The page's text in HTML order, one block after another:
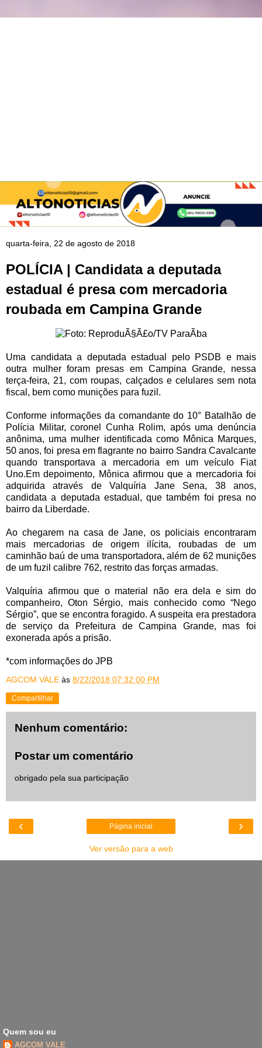
quarta-feira, 22 de agosto de 2018
POLÍCIA | Candidata a deputada
estadual é presa com mercadoria
roubada em Campina Grande
Uma candidata a deputada estadual pelo PSDB e mais
outra mulher foram presas em Campina Grande, nessa
terça-feira, 21, com roupas, calçados e celulares sem nota
fiscal, bem como munições para fuzil.
Conforme informações da comandante do 10° Batalhão de
Polícia Militar, coronel Cunha Rolim, após uma denúncia
anônima, uma mulher identificada como Mônica Marques,
50 anos, foi presa em flagrante no bairro Sandra Cavalcante
quando transportava a mercadoria em um veículo Fiat
Uno.Em depoimento, Mônica afirmou que a mercadoria foi
adquirida através de Valquíria Jane Sena, 38 anos,
candidata a deputada estadual, que também foi presa no
bairro da Liberdade.
Ao chegarem na casa de Jane, os policiais encontraram
mais mercadorias de origem ilícita, roubadas de um
caminhão baú de uma transportadora, além de 62 munições
de um fuzil calibre 762, restrito das forças armadas.
Valquíria afirmou que o material não era dela e sim do
companheiro, Oton Sérgio, mais conhecido como “Nego
Sérgio”, que se encontra foragido. A suspeita era prestadora
de serviço da Prefeitura de Campina Grande, mas foi
exonerada após a prisão.
*com informações do JPB
AGCOM VALE às 8/22/2018 07:32:00 PM
Compartilhar
Nenhum comentário:
Postar um comentário
obrigado pela sua participação
‹ ›
Página inicial
Ver versão para a web
Quem sou eu
AGCOM VALE